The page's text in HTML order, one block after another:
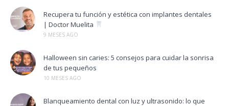
Recupera tu función y estética con implantes dentales
| Doctor Muelita
9 MESES AGO
Halloween sin caries: 5 consejos para cuidar la sonrisa
de tus pequeños
10 MESES AGO
Blanqueamiento dental con luz y ultrasonido: lo que